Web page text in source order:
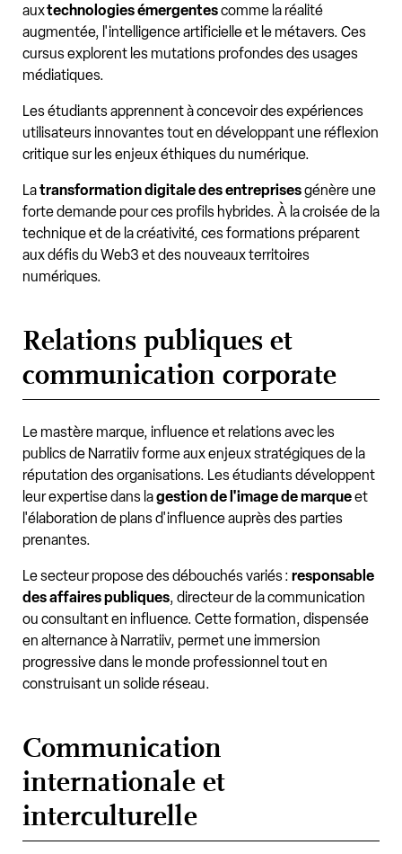
auxtechnologies émergentescomme la réalité
augmentée, l'intelligence artificielle et le métavers. Ces
cursus explorent les mutations profondes des usages
médiatiques.
Les étudiants apprennent à concevoir des expériences
utilisateurs innovantes tout en développant une réflexion
critique sur les enjeux éthiques du numérique.
Latransformation digitaledes entreprisesgénère une
forte demande pour ces profils hybrides. À la croisée de la
technique et de la créativité, ces formations préparent
aux défis du Web3 et des nouveaux territoires
numériques.
Relations publiques et
communication corporate
Le mastère marque, influence et relations avec les
publics de Narratiiv forme aux enjeux stratégiques de la
réputation des organisations. Les étudiants développent
leur expertise dans lagestion de l'image de marqueet
l'élaboration de plans d'influence auprès des parties
prenantes.
Le secteur propose des débouchés variés : responsable
des affaires publiques, directeur de la communication
ou consultant en influence. Cette formation, dispensée
en alternance à Narratiiv, permet une immersion
progressive dans le monde professionnel tout en
construisant un solide réseau.
Communication
internationale et
interculturelle